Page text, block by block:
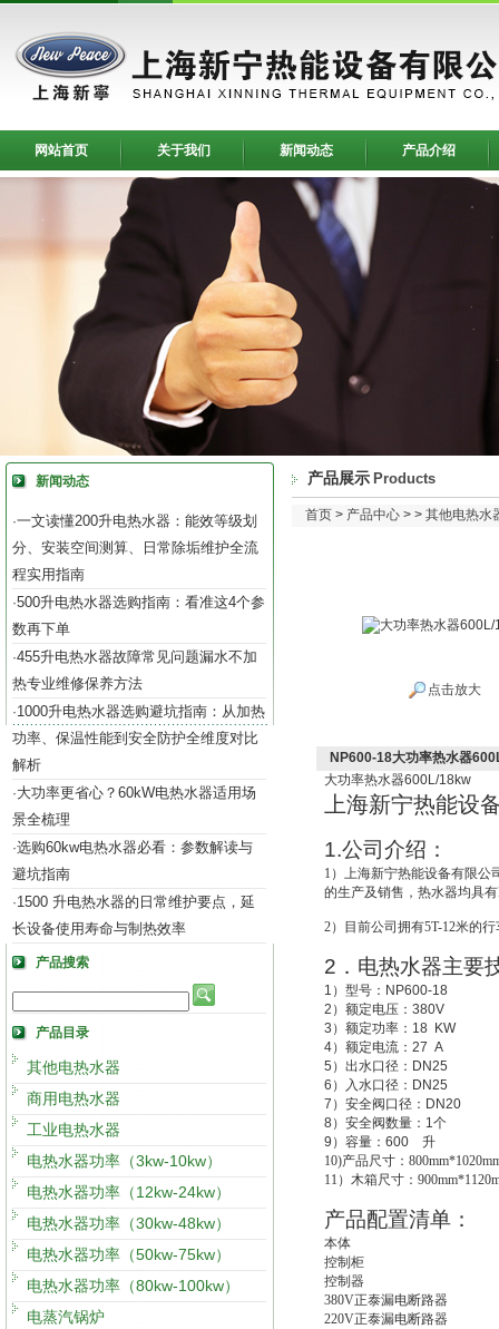
网站首页 关于我们 新闻动态 产品介绍
新闻动态
·一文读懂200升电热水器：能效等级划
分、安装空间测算、日常除垢维护全流
程实用指南
·500升电热水器选购指南：看准这4个参
数再下单
·455升电热水器故障常见问题漏水不加
热专业维修保养方法
·1000升电热水器选购避坑指南：从加热
功率、保温性能到安全防护全维度对比
解析
·大功率更省心？60kW电热水器适用场
景全梳理
·选购60kw电热水器必看：参数解读与
避坑指南
·1500 升电热水器的日常维护要点，延
长设备使用寿命与制热效率
产品搜索
产品目录
其他电热水器
商用电热水器
工业电热水器
电热水器功率（3kw-10kw）
电热水器功率（12kw-24kw）
电热水器功率（30kw-48kw）
电热水器功率（50kw-75kw）
电热水器功率（80kw-100kw）
电蒸汽锅炉
产品展示 Products
首页 > 产品中心 > > 其他电热水
点击放大
NP600-18大功率热水器
大功率热水器600L/18kw
上海新宁热能设
1.公司介绍：
1 ）上海新宁热能设备有限公
的生产及销售，热水器均具
2）目前公司拥有5T-12米的
2 ．电热水器主要
1 ）型号： NP600-18
2 ）额定电压： 380V
3 ）额定功率： 18 KW
4）额定电流： 27 A
5 ）出水口径： DN25
6 ）入水口径： DN25
7 ）安全阀口径： DN20
8）安全阀数量： 1个
9 ）容量： 600 升
10)产品尺寸：
11 ）木箱尺寸：
产品配置清单：
本体
控制柜
控制器
380V正泰漏电断路器
220V正泰漏电断路器